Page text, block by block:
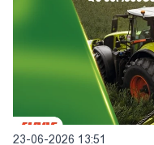
23-06-2026 13:51